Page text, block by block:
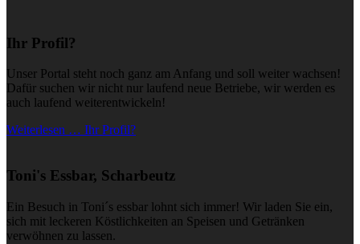
Ihr Profil?
Unser Portal steht noch ganz am Anfang und soll weiter wachsen!
Dafür suchen wir nicht nur laufend neue Betriebe, wir werden es
auch laufend weiterentwickeln!
Weiterlesen … Ihr Profil?
Toni's Essbar, Scharbeutz
Ein Besuch in Toni´s essbar lohnt sich immer! Wir laden Sie ein,
sich mit leckeren Köstlichkeiten an Speisen und Getränken
verwöhnen zu lassen.